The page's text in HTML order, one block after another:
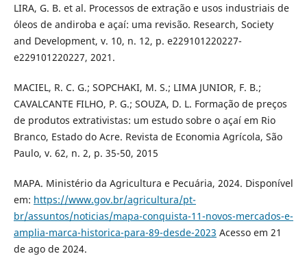
LIRA, G. B. et al. Processos de extração e usos industriais de
óleos de andiroba e açaí: uma revisão. Research, Society
and Development, v. 10, n. 12, p. e229101220227-
e229101220227, 2021.
MACIEL, R. C. G.; SOPCHAKI, M. S.; LIMA JUNIOR, F. B.;
CAVALCANTE FILHO, P. G.; SOUZA, D. L. Formação de preços
de produtos extrativistas: um estudo sobre o açaí em Rio
Branco, Estado do Acre. Revista de Economia Agrícola, São
Paulo, v. 62, n. 2, p. 35-50, 2015
MAPA. Ministério da Agricultura e Pecuária, 2024. Disponível
em: https://www.gov.br/agricultura/pt-
br/assuntos/noticias/mapa-conquista-11-novos-mercados-e-
amplia-marca-historica-para-89-desde-2023 Acesso em 21
de ago de 2024.